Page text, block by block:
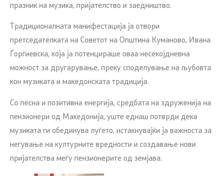
празник на музика, пријателство и заедништво.
Традиционалната манифестација ја отвори
претседателката на Советот на Општина Куманово, Ивана
Ѓорѓиевска, која ја потенцираше оваа несекојдневна
можност за другарување, преку споделување на љубовта
кон музиката и македонската традиција.
Со песна и позитивна енергија, средбата на здруженија на
пензионери од Македонија, уште еднаш потврди дека
музиката ги обединува луѓето, истакнувајќи ја важноста за
негување на културните вредности и создавање нови
пријателства меѓу пензионерите од земјава.